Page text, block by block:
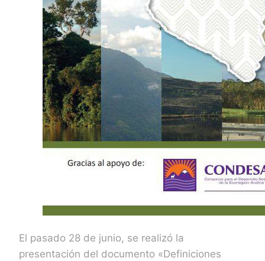
El pasado 28 de junio, se realizó la
presentación del documento «Definiciones